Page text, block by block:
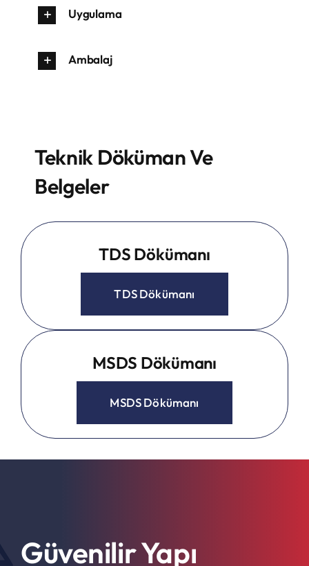
Uygulama
Ambalaj
Teknik Döküman Ve
Belgeler
TDS Dökümanı
TDS Dökümanı
MSDS Dökümanı
MSDS Dökümanı
Güvenilir Yapı